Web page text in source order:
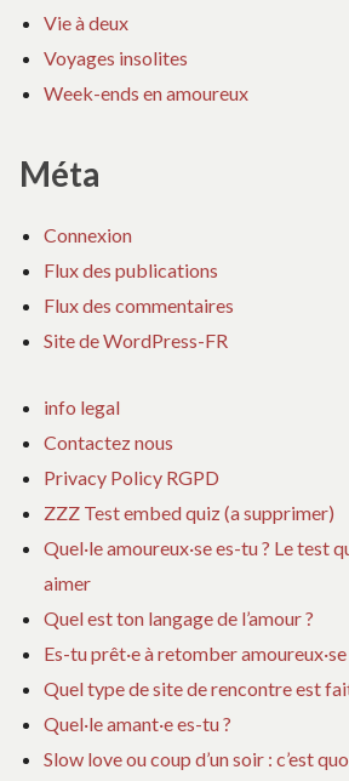
Vie à deux
Voyages insolites
Week-ends en amoureux
Méta
Connexion
Flux des publications
Flux des commentaires
Site de WordPress-FR
info legal
Contactez nous
Privacy Policy RGPD
ZZZ Test embed quiz (a supprimer)
Quel·le amoureux·se es-tu ? Le test
aimer
Quel est ton langage de l’amour ?
Es-tu prêt·e à retomber amoureux·se
Quel type de site de rencontre est
Quel·le amant·e es-tu ?
Slow love ou coup d’un soir : c’est